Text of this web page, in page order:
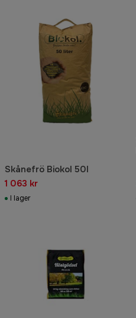
Skånefrö Biokol 50l
1 063 kr
I lager